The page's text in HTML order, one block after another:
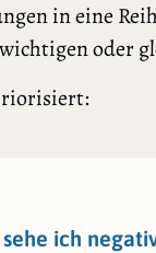
in eine
oder
ich